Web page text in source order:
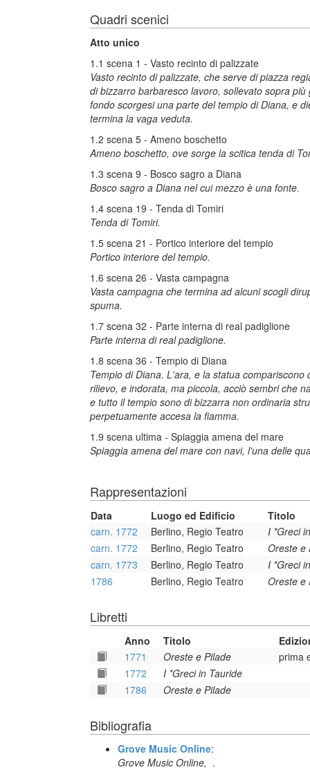
Quadri scenici
Atto unico
1.1 scena 1 - Vasto recinto di palizzate
Vasto recinto di palizzate, che serve di piazza
di bizzarro barbaresco lavoro, sollevato sopra
fondo scorgesi una parte del tempio di Diana, e
termina la vaga veduta.
1.2 scena 5 - Ameno boschetto
Ameno boschetto, ove sorge la scitica tenda di
1.3 scena 9 - Bosco sagro a Diana
Bosco sagro a Diana nel cui mezzo è una fonte.
1.4 scena 19 - Tenda di Tomiri
Tenda di Tomiri.
1.5 scena 21 - Portico interiore del tempio
Portico interiore del tempio.
1.6 scena 26 - Vasta campagna
Vasta campagna che termina ad alcuni scogli
spuma.
1.7 scena 32 - Parte interna di real padiglione
Parte interna di real padiglione.
1.8 scena 36 - Tempio di Diana
Tempio di Diana. L'ara, e la statua
rilievo, e indorata, ma piccola, acciò sembri che
e tutto il tempio sono di bizzarra non ordinaria
perpetuamente accesa la fiamma.
1.9 scena ultima - Spiaggia amena del mare
Spiaggia amena del mare con navi, l'una delle
Rappresentazioni
Data Luogo ed Edificio
Titolo
carn. 1772
Berlino, Regio Teatro
I *Greci
carn. 1772
Berlino, Regio Teatro
Oreste e
carn. 1773
Berlino, Regio Teatro
I *Greci
1786
Berlino, Regio Teatro Oreste e
Libretti
Anno Titolo
1771
Oreste e Pilade
prima
1772
I *Greci in Tauride
1786
Oreste e Pilade
Bibliografia
Grove Music Online:
Grove Music Online, .